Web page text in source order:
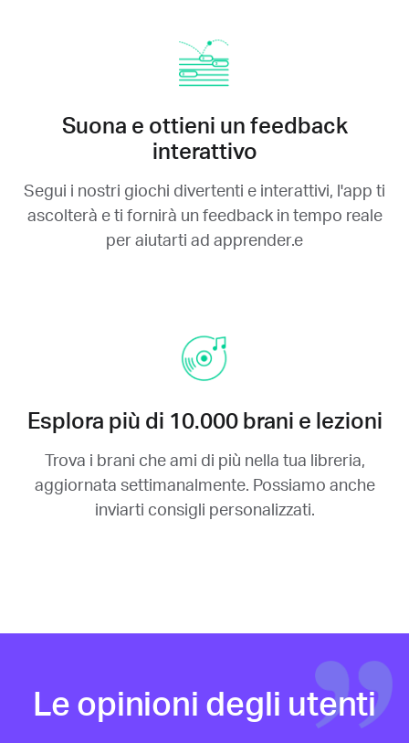
Suona e ottieni un feedback
interattivo
Segui i nostri giochi divertenti e interattivi, l'app ti
ascolterà e ti fornirà un feedback in tempo reale
per aiutarti ad apprender.e
Esplora più di 10.000 brani e lezioni
Trova i brani che ami di più nella tua libreria,
aggiornata settimanalmente. Possiamo anche
inviarti consigli personalizzati.
Le opinioni degli utenti